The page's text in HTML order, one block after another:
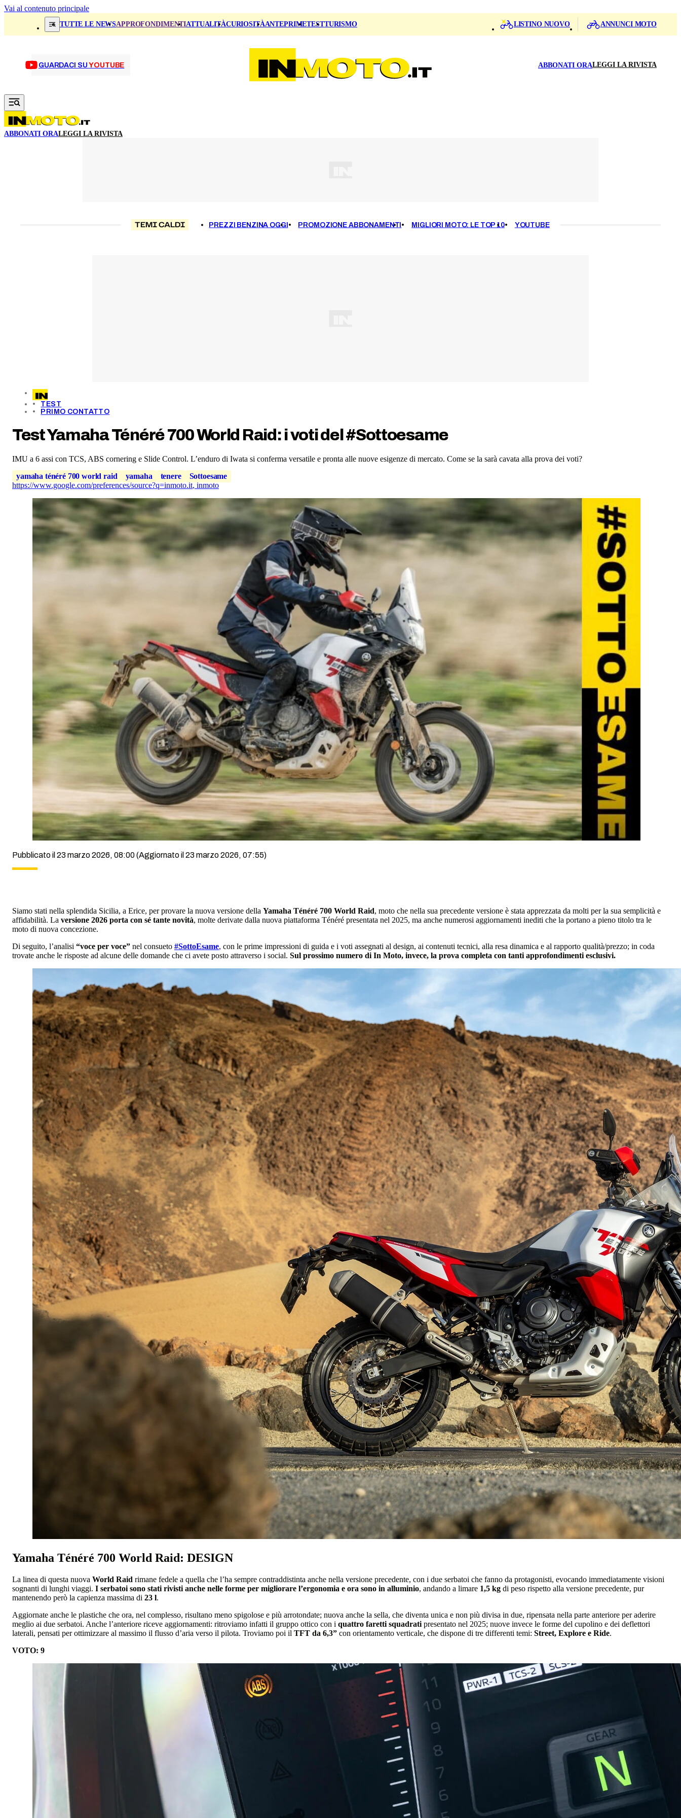
Vai al contenuto principale
TUTTE LE NEWSAPPROFONDIMENTIATTUALITÀCURIOSITÀANTEPRIMETESTTURISMO LISTINO NUOVO ANNUNCI MOTO
GUARDACI SUYOUTUBE ABBONATI ORALEGGI LA RIVISTA
ABBONATI ORALEGGI LA RIVISTA
TEMI CALDI PREZZI BENZINA OGGI PROMOZIONE ABBONAMENTI MIGLIORI MOTO: LE TOP 10 YOUTUBE
TEST
PRIMO CONTATTO
Test Yamaha Ténéré 700 World Raid: i voti del #Sottoesame
IMU a 6 assi con TCS, ABS cornering e Slide Control. L’enduro di Iwata si conferma versatile e pronta alle nuove esigenze di mercato. Come se la sarà cavata alla prova dei voti?
yamaha ténéré 700 world raid
yamaha tenere
Sottoesame
https://www.google.com/preferences/source?q=inmoto.it,inmoto
Pubblicato il 23 marzo 2026, 08:00(Aggiornato il 23 marzo 2026, 07:55)
Siamo stati nella splendida Sicilia, a Erice, per provare la nuova versione della Yamaha Ténéré 700 World Raid, moto che nella sua precedente versione è stata apprezzata da molti per la sua semplicità e
affidabilità. La versione 2026 porta con sé tante novità, molte derivate dalla nuova piattaforma Ténéré presentata nel 2025, ma anche numerosi aggiornamenti inediti che la portano a pieno titolo tra le
moto di nuova concezione.
Di seguito, l’analisi “voce per voce” nel consueto #SottoEsame, con le prime impressioni di guida e i voti assegnati al design, ai contenuti tecnici, alla resa dinamica e al rapporto qualità/prezzo; in coda
trovate anche le risposte ad alcune delle domande che ci avete posto attraverso i social. Sul prossimo numero diIn Moto, invece, la prova completa con tanti approfondimenti esclusivi.
Yamaha Ténéré 700 World Raid: DESIGN
La linea di questa nuova World Raid rimane fedele a quella che l’ha sempre contraddistinta anche nella versione precedente, con i due serbatoi che fanno da protagonisti, evocando immediatamente visioni
sognanti di lunghi viaggi. I serbatoi sono stati rivisti anche nelle forme per migliorare l’ergonomia e ora sono in alluminio, andando a limare 1,5 kg di peso rispetto alla versione precedente, pur
mantenendo però la capienza massima di 23 l.
Aggiornate anche le plastiche che ora, nel complesso, risultano meno spigolose e più arrotondate; nuova anche la sella, che diventa unica e non più divisa in due, ripensata nella parte anteriore per aderire
meglio ai due serbatoi. Anche l’anteriore riceve aggiornamenti: ritroviamo infatti il gruppo ottico con i quattro faretti squadrati presentato nel 2025; nuove invece le forme del cupolino e dei deflettori
laterali, pensati per ottimizzare al massimo il flusso d’aria verso il pilota. Troviamo poi il TFT da 6,3” con orientamento verticale, che dispone di tre differenti temi: Street, Explore e Ride.
VOTO: 9